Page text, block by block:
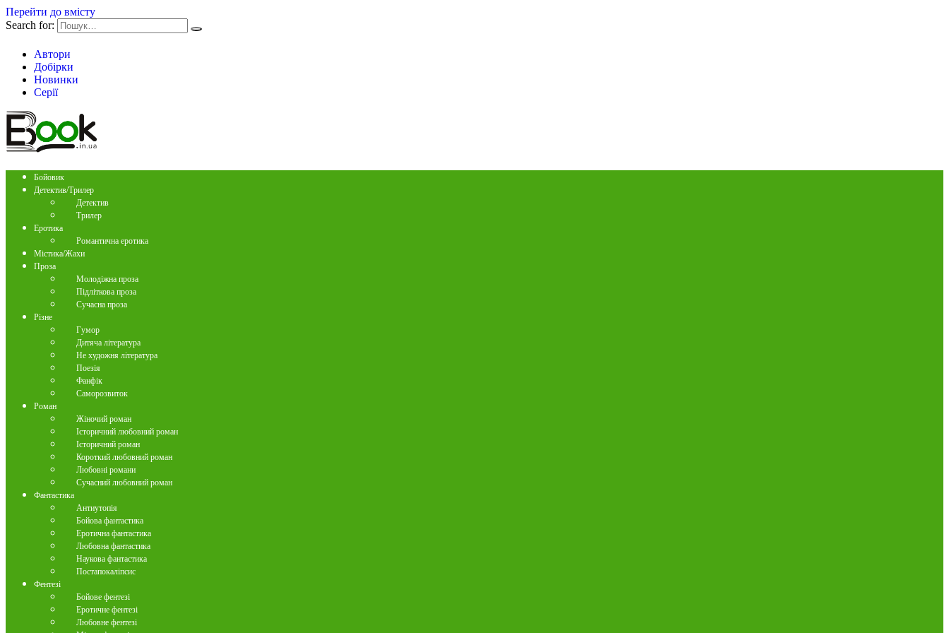
Перейти до вмісту
Search for:
Автори
Добірки
Новинки
Серії
Бойовик
Детектив/Трилер
Детектив
Трилер
Еротика
Романтична еротика
Містика/Жахи
Проза
Молодіжна проза
Підліткова проза
Сучасна проза
Різне
Гумор
Дитяча література
Не художня література
Поезія
Фанфік
Саморозвиток
Роман
Жіночий роман
Історичний любовний роман
Історичний роман
Короткий любовний роман
Любовні романи
Сучасний любовний роман
Фантастика
Антиутопія
Бойова фантастика
Еротична фантастика
Любовна фантастика
Наукова фантастика
Постапокаліпсис
Фентезі
Бойове фентезі
Еротичне фентезі
Любовне фентезі